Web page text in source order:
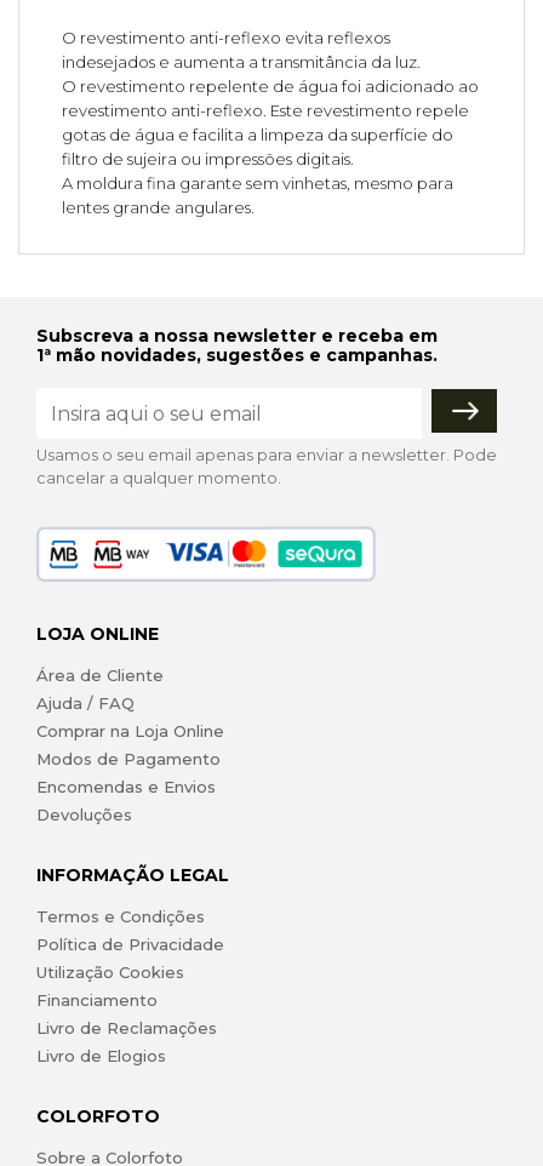
O revestimento anti-reflexo evita reflexos
indesejados e aumenta a transmitância da luz.
O revestimento repelente de água foi adicionado ao
revestimento anti-reflexo. Este revestimento repele
gotas de água e facilita a limpeza da superfície do
filtro de sujeira ou impressões digitais.
A moldura fina garante sem vinhetas, mesmo para
lentes grande angulares.
Subscreva a nossa newsletter e receba em
1ª mão novidades, sugestões e campanhas.
Usamos o seu email apenas para enviar a newsletter. Pode
cancelar a qualquer momento.
LOJA ONLINE
Área de Cliente
Ajuda / FAQ
Comprar na Loja Online
Modos de Pagamento
Encomendas e Envios
Devoluções
INFORMAÇÃO LEGAL
Termos e Condições
Política de Privacidade
Utilização Cookies
Financiamento
Livro de Reclamações
Livro de Elogios
COLORFOTO
Sobre a Colorfoto